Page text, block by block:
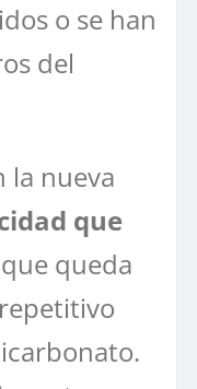
o se han
del
la nueva
que
queda